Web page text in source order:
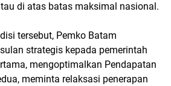
di atas batas maksimal nasional.
tersebut, Pemko Batam
strategis kepada pemerintah
mengoptimalkan Pendapatan
meminta relaksasi penerapan